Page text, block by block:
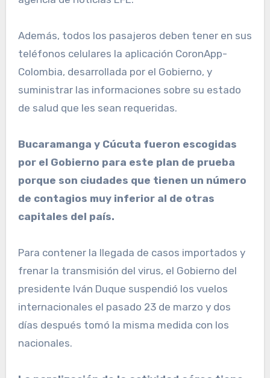
Además, todos los pasajeros deben tener en sus
teléfonos celulares la aplicación CoronApp-
Colombia, desarrollada por el Gobierno, y
suministrar las informaciones sobre su estado
de salud que les sean requeridas.
Bucaramanga y Cúcuta fueron escogidas
por el Gobierno para este plan de prueba
porque son ciudades que tienen un número
de contagios muy inferior al de otras
capitales del país.
Para contener la llegada de casos importados y
frenar la transmisión del virus, el Gobierno del
presidente Iván Duque suspendió los vuelos
internacionales el pasado 23 de marzo y dos
días después tomó la misma medida con los
nacionales.